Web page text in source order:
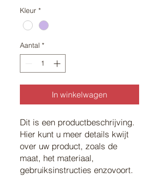
Kleur *
Aantal *
In winkelwagen
Dit is een productbeschrijving.
Hier kunt u meer details kwijt
over uw product, zoals de
maat, het materiaal,
gebruiksinstructies enzovoort.